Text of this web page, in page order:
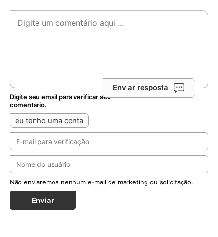
Enviar resposta
Digite seu email para verificar seu
comentário.
eu tenho uma conta
Não enviaremos nenhum e-mail de marketing ou solicitação.
Enviar